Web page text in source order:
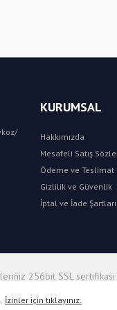
İzinler için tıklayınız.
KURUMSAL
Hakkımızda
Mesafeli Satış
Ödeme ve Teslimat
Gizlilik ve Güvenlik
İptal ve İade Şartları
256bit SSL